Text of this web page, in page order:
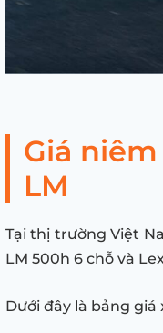
Giá
LM
Tại thị trường Việt
LM 500h 6 chỗ và
Dưới đây là bảng